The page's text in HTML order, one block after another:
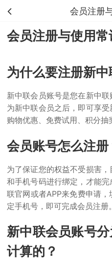
会员注册
会员注册与使用常
为什么要注册新中
新中联会员账号是您在新中
为新中联会员之后，即可享
购物优惠、免费试用、积分抽
会员账号怎么注册
为了保证您的权益不受损害
和手机号码进行绑定，才能
联官网或者APP来免费申请
定手机号，即可完成会员注册。
新中联会员账号
计算的？